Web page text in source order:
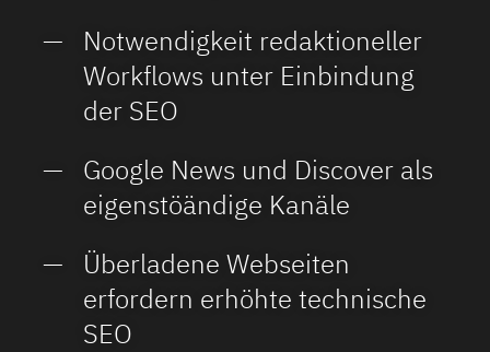
Notwendigkeit redaktioneller
Workflows unter Einbindung
der SEO
Google News und Discover als
eigenstöändige Kanäle
Überladene Webseiten
erfordern erhöhte technische
SEO